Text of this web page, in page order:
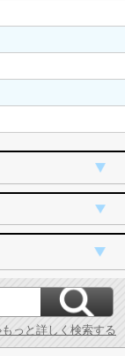
っと詳しく検索する